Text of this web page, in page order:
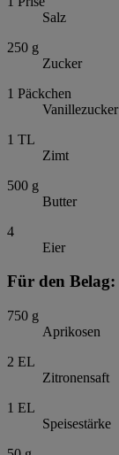
Salz
250 g
Zucker
1 Päckchen
Vanillezucker
1 TL
Zimt
500 g
Butter
4
Eier
Für den Belag:
750 g
Aprikosen
2 EL
Zitronensaft
1 EL
Speisestärke